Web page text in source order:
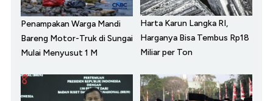
Penampakan Warga Mandi
Bareng Motor-Truk di Sungai
Mulai Menyusut 1 M
Harta Karun Langka RI,
Harganya Bisa Tembus Rp18
Miliar per Ton